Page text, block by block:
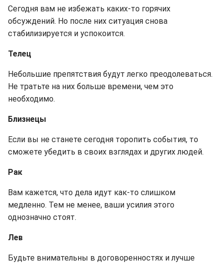
Сегодня вам не избежать каких-то горячих
обсуждений. Но после них ситуация снова
стабилизируется и успокоится.
Телец
Небольшие препятствия будут легко преодолеваться.
Не тратьте на них больше времени, чем это
необходимо.
Близнецы
Если вы не станете сегодня торопить события, то
сможете убедить в своих взглядах и других людей.
Рак
Вам кажется, что дела идут как-то слишком
медленно. Тем не менее, ваши усилия этого
однозначно стоят.
Лев
Будьте внимательны в договоренностях и лучше